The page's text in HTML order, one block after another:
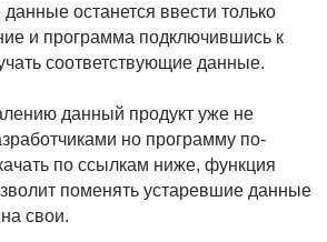
останется ввести только
и программа подключившись к
соответствующие данные.
данный продукт уже не
но программу по-
по ссылкам ниже, функция
поменять устаревшие данные
свои.